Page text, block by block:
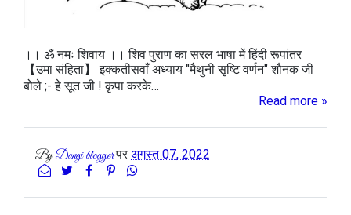
।। ॐ नमः शिवाय ।। शिव पुराण का सरल भाषा में हिंदी रूपांतर
【उमा संहिता】 इक्कतीसवाँ अध्याय "मैथुनी सृष्टि वर्णन" शौनक जी
बोले ;- हे सूत जी ! कृपा करके…
Read more »
ByDangi bloggerपर अगस्त 07, 2022